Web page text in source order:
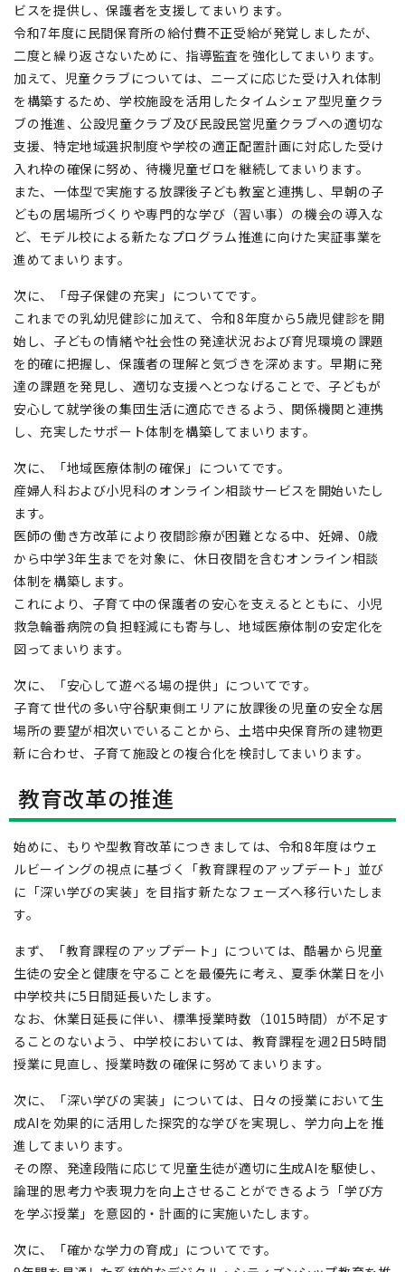
ビスを提供し、保護者を支援してまいります。
令和7年度に民間保育所の給付費不正受給が発覚しましたが、
二度と繰り返さないために、指導監査を強化してまいります。
加えて、児童クラブについては、ニーズに応じた受け入れ体制
を構築するため、学校施設を活用したタイムシェア型児童クラ
ブの推進、公設児童クラブ及び民設民営児童クラブへの適切な
支援、特定地域選択制度や学校の適正配置計画に対応した受け
入れ枠の確保に努め、待機児童ゼロを継続してまいります。
また、一体型で実施する放課後子ども教室と連携し、早朝の子
どもの居場所づくりや専門的な学び（習い事）の機会の導入な
ど、モデル校による新たなプログラム推進に向けた実証事業を
進めてまいります。
次に、「母子保健の充実」についてです。
これまでの乳幼児健診に加えて、令和8年度から5歳児健診を開
始し、子どもの情緒や社会性の発達状況および育児環境の課題
を的確に把握し、保護者の理解と気づきを深めます。早期に発
達の課題を発見し、適切な支援へとつなげることで、子どもが
安心して就学後の集団生活に適応できるよう、関係機関と連携
し、充実したサポート体制を構築してまいります。
次に、「地域医療体制の確保」についてです。
産婦人科および小児科のオンライン相談サービスを開始いたし
ます。
医師の働き方改革により夜間診療が困難となる中、妊婦、0歳
から中学3年生までを対象に、休日夜間を含むオンライン相談
体制を構築します。
これにより、子育て中の保護者の安心を支えるとともに、小児
救急輪番病院の負担軽減にも寄与し、地域医療体制の安定化を
図ってまいります。
次に、「安心して遊べる場の提供」についてです。
子育て世代の多い守谷駅東側エリアに放課後の児童の安全な居
場所の要望が相次いでいることから、土塔中央保育所の建物更
新に合わせ、子育て施設との複合化を検討してまいります。
教育改革の推進
始めに、もりや型教育改革につきましては、令和8年度はウェ
ルビーイングの視点に基づく「教育課程のアップデート」並び
に「深い学びの実装」を目指す新たなフェーズへ移行いたしま
す。
まず、「教育課程のアップデート」については、酷暑から児童
生徒の安全と健康を守ることを最優先に考え、夏季休業日を小
中学校共に5日間延長いたします。
なお、休業日延長に伴い、標準授業時数（1015時間）が不足す
ることのないよう、中学校においては、教育課程を週2日5時間
授業に見直し、授業時数の確保に努めてまいります。
次に、「深い学びの実装」については、日々の授業において生
成AIを効果的に活用した探究的な学びを実現し、学力向上を推
進してまいります。
その際、発達段階に応じて児童生徒が適切に生成AIを駆使し、
論理的思考力や表現力を向上させることができるよう「学び方
を学ぶ授業」を意図的・計画的に実施いたします。
次に、「確かな学力の育成」についてです。